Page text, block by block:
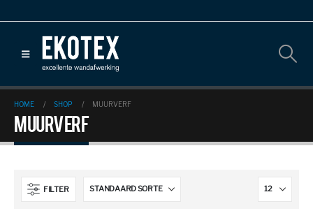
HOME SHOP MUURVERF
Muurverf
FILTER